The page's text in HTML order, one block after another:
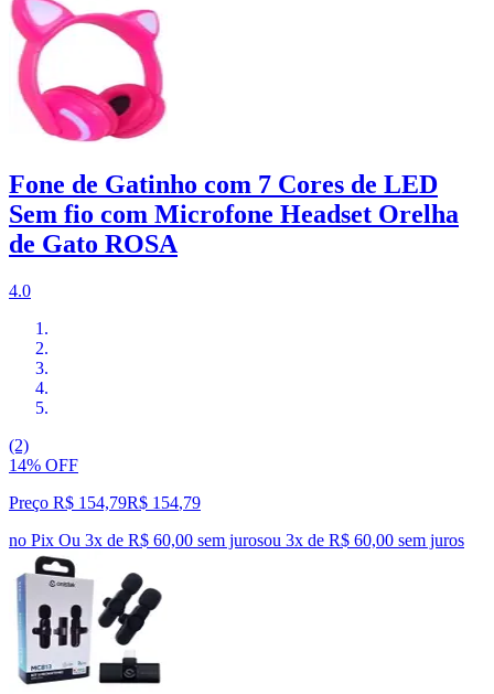
Fone de Gatinho com 7 Cores de LED
Sem fio com Microfone Headset Orelha
de Gato ROSA
4.0
(2)
14% OFF
Preço R$ 154,79R$ 154,79
no Pix Ou 3x de R$ 60,00 sem jurosou 3x de R$ 60,00 sem juros